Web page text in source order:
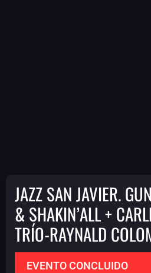
JAZZ SAN JAVIER.
& SHAKIN’ALL +
TRÍO-RAYNALD
EVENTO CONCLUIDO